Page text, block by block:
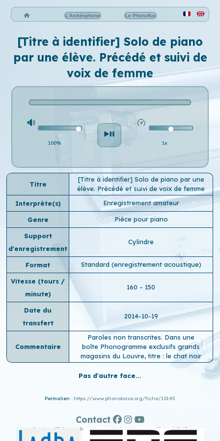
L'Archéophone Le Phonoflux
[Titre à identifier] Solo de piano
par une élève. Précédé et suivi de
voix de femme
100% 1x
Titre
[Titre à identifier] Solo de piano par une
élève. Précédé et suivi de voix de femme
Interprète(s)
Enregistrement amateur
Genre Pièce pour piano
Support
d'enregistrement
Cylindre
Format Standard (enregistrement acoustique)
Vitesse (tours /
minute)
160 – 150
Date du
transfert
2014-10-19
Commentaire
Paroles non transcrites. Dans une
boîte Phonogramme exclusifs grands
magasins du Louvre, titre : le chat noir
Pas d'autre face...
Permalien : https://www.phonobase.org/fiche/10145
Ancien affichage : http://www.old.phonobase.org/fiche/10145
Contact